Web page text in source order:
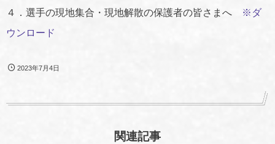
４．選手の現地集合・現地解散の保護者の皆さまへ
※ダ
ウンロード
2023年7月4日
関連記事